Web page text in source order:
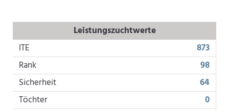
Leistungszuchtwerte
ITE
873
Rank
98
Sicherheit
64
Töchter
0